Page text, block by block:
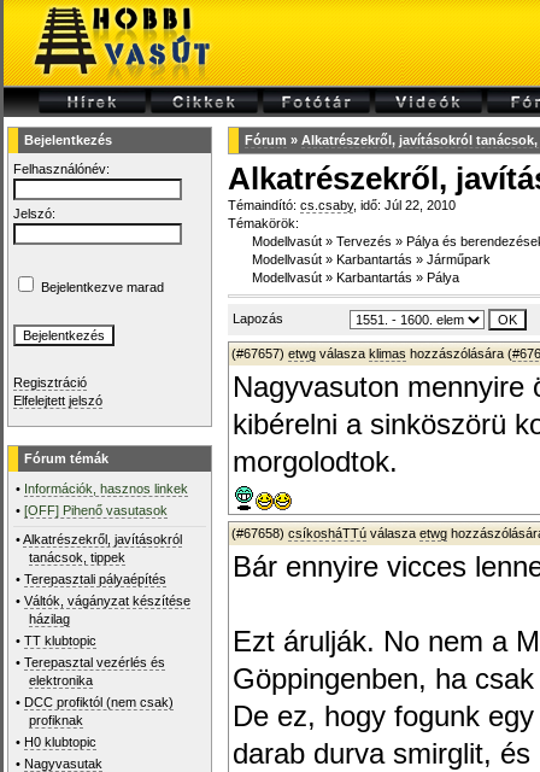
Bejelentkezés
Felhasználónév:
Jelszó:
Bejelentkezve marad
Regisztráció
Elfelejtett jelszó
Fórum témák
• Információk, hasznos linkek
•[OFF] Pihenő vasutasok
•Alkatrészekről, javításokról
tanácsok, tippek
•Terepasztali pályaépítés
•Váltók, vágányzat készítése
házilag
•TT klubtopic
•Terepasztal vezérlés és
elektronika
• DCC profiktól (nem csak)
profiknak
• H0 klubtopic
• Nagyvasutak
Fórum » Alkatrészekről, javításokról
Alkatrészekről,
Témaindító: cs.csaby, idő: Júl 22, 2010
Témakörök:
Modellvasút » Tervezés » Pálya és
Modellvasút » Karbantartás » Járműpark
Modellvasút » Karbantartás » Pálya
Lapozás
(#67657) etwg válasza klimas hozzászólására (
Nagyvasuton mennyire
kibérelni a sinköszörü
morgolodtok.
(#67658) csíkosháTTú válasza etwg
Bár ennyire vicces
Ezt árulják. No nem a
Göppingenben, ha
De ez, hogy fogunk
darab durva smirglit,